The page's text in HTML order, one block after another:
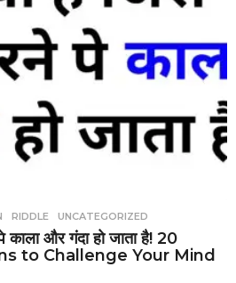
,RIDDLE ,UNCATEGORIZED
और गंदा हो जाता है! 20
to Challenge Your Mind